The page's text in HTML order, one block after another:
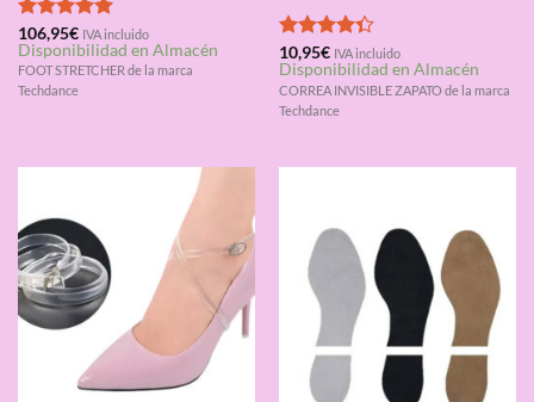
Valorado
con5.00
de 5
106,95€ IVA incluido
Disponibilidad en Almacén
FOOT STRETCHER de la marca
Techdance
Valorado
con4.33
de 5
10,95€ IVA incluido
Disponibilidad en Almacén
CORREA INVISIBLE ZAPATO de la marca
Techdance